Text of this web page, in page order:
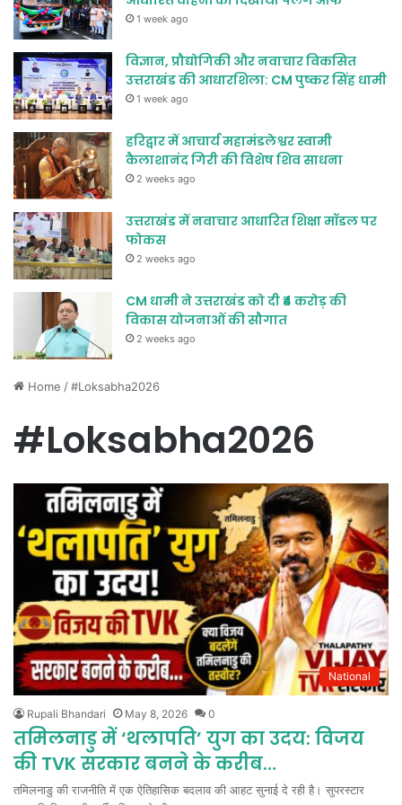
Home /#Loksabha2026
#Loksabha2026
National
Rupali Bhandari May 8, 2026 0
तमिलनाडु में ‘थलापति’ युग का उदय: विजय
की TVK सरकार बनने के करीब…
तमिलनाडु की राजनीति में एक ऐतिहासिक बदलाव की आहट सुनाई दे रही है। सुपरस्टार
1 week ago
विज्ञान, प्रौद्योगिकी और नवाचार विकसित
उत्तराखंड की आधारशिला: CM पुष्कर सिंह धामी
1 week ago
हरिद्वार में आचार्य महामंडलेश्वर स्वामी
कैलाशानंद गिरी की विशेष शिव साधना
2 weeks ago
उत्तराखंड में नवाचार आधारित शिक्षा मॉडल पर
फोकस
2 weeks ago
CM धामी ने उत्तराखंड को दी ₹4 करोड़ की
विकास योजनाओं की सौगात
2 weeks ago